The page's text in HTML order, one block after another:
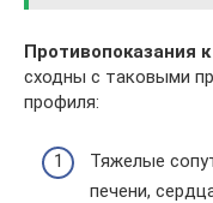
Противопоказания
сходны с таковыми
профиля:
Тяжелые
печени,